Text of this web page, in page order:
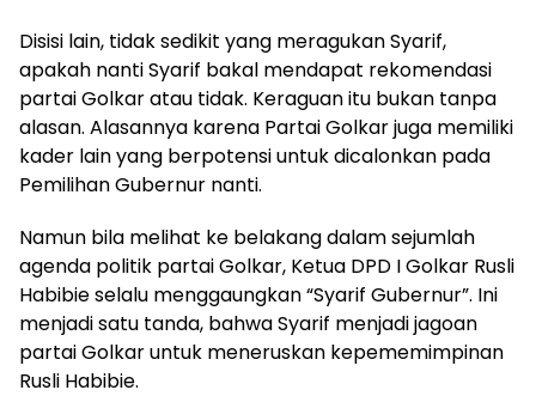
Disisi lain, tidak sedikit yang meragukan Syarif,
apakah nanti Syarif bakal mendapat rekomendasi
partai Golkar atau tidak. Keraguan itu bukan tanpa
alasan. Alasannya karena Partai Golkar juga memiliki
kader lain yang berpotensi untuk dicalonkan pada
Pemilihan Gubernur nanti.
Namun bila melihat ke belakang dalam sejumlah
agenda politik partai Golkar, Ketua DPD I Golkar Rusli
Habibie selalu menggaungkan “Syarif Gubernur”. Ini
menjadi satu tanda, bahwa Syarif menjadi jagoan
partai Golkar untuk meneruskan kepememimpinan
Rusli Habibie.